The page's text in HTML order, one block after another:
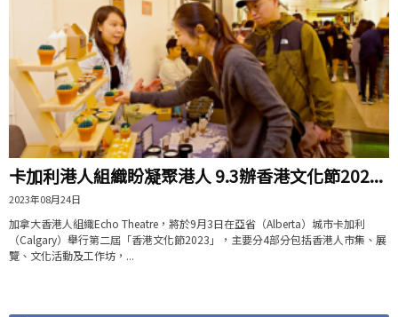
卡加利港人組織盼凝聚港人 9.3辦香港文化節202...
2023年08月24日
加拿大香港人組織Echo Theatre，將於9月3日在亞省（Alberta）城市卡加利
（Calgary）舉行第二屆「香港文化節2023」，主要分4部分包括香港人市集、展
覽、文化活動及工作坊，...